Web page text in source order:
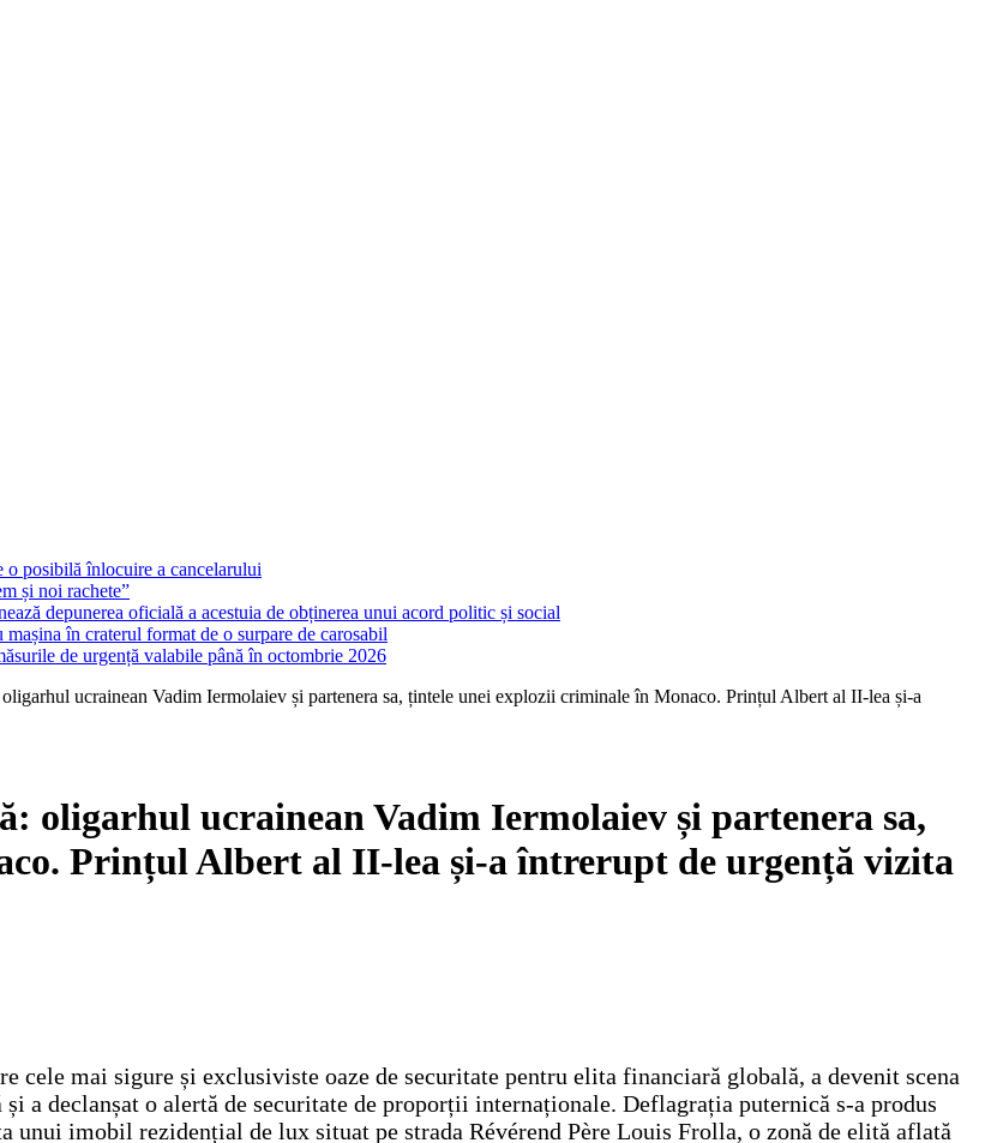
posibilă înlocuire a cancelarului
și noi rachete”
depunerea oficială a acestuia de obținerea unui acord politic și social
în craterul format de o surpare de carosabil
de urgență valabile până în octombrie 2026
ucrainean Vadim Iermolaiev și partenera sa, țintele unei explozii criminale în Monaco. Prințul Albert al II-lea și-a
oligarhul ucrainean Vadim Iermolaiev și partenera sa,
Prințul Albert al II-lea și-a întrerupt de urgență vizita
mai sigure și exclusiviste oaze de securitate pentru elita financiară globală, a devenit scena
a declanșat o alertă de securitate de proporții internaționale. Deflagrația puternică s-a produs
imobil rezidențial de lux situat pe strada Révérend Père Louis Frolla, o zonă de elită aflată